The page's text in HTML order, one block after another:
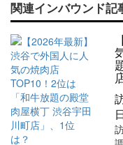
記
事
を
シ
ェ
ア
記
関連インバウンド記